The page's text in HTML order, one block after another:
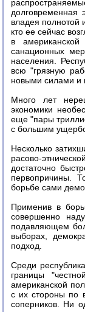
долговременная
владея полнотой
кто ее сейчас
в
санационных
населения.
всю "грязную
новыми силами
Много лет
экономики
еще "пары
с большим
Несколько
расово-
достаточно
первопричины.
борьбе сами
Применив в
совершенно
подавляющем
выборах,
подход.
Среди
границы
американской
с их стороны по
соперников. Ни